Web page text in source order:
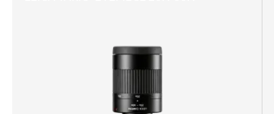
Leica High Lux Pro (HLP™), la Leica APO-Televid
65 enchante de par sa solution optique
absolument remarquable, offrant neutralité
chromatique hors du commun, franges colorées